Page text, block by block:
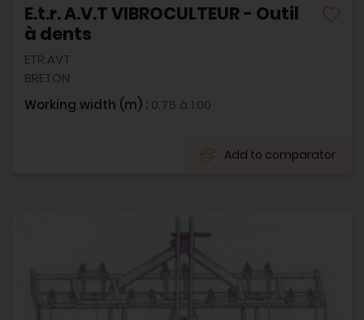
E.t.r. A.V.T VIBROCULTEUR - Outil
à dents
ETR.AVT
BRETON
Working width (m) : 0.75 à 1.00
Add to comparator